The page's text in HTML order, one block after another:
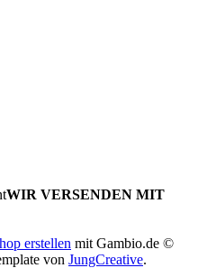
WIR VERSENDEN MIT
erstellen mit Gambio.de ©
von JungCreative.